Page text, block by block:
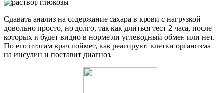
Сдавать анализ на содержание сахара в крови с нагрузкой
довольно просто, но долго, так как длиться тест 2 часа, после
которых и будет видно в норме ли углеводный обмен или нет.
По его итогам врач поймет, как реагируют клетки организма
на инсулин и поставит диагноз.